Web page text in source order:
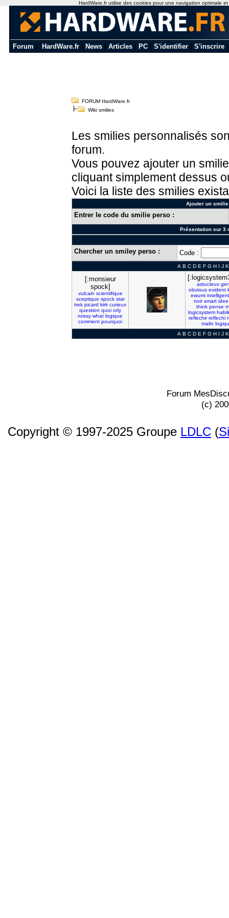
Forum HardWare.fr News Articles PC S'identifier S'inscrire
FORUM HardWare.fr
Wiki smilies
Les smilies personnalisés
forum.
Vous pouvez ajouter un
cliquant simplement dessus
Voici la liste des smilies
Ajouter un
Entrer le code du smilie perso :
Présentation sur 3
Chercher un smiley perso : Code :
A B C D E F G H I J K
[:monsieur
spock]
vulcain scientifique
sceptique spock star
trek picard kirk curieux
question quoi orly
roissy what logique
comment pourquoi
astucieux
obvious evident
ewumi intelligent
noir smart idee
think pense
logicsystem
reflechir reflechi
malin
A B C D E F G H I J K
Forum
(c)
Copyright © 1997-2025 Groupe LDLC (
HardWare.fr utilise des cookies pour une navigation optimale